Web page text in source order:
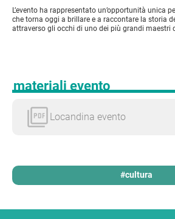
L’evento ha rappresentato un’opportunità unica
che torna oggi a brillare e a raccontare la storia
attraverso gli occhi di uno dei più grandi maestri
materiali evento
Locandina evento
#cultura